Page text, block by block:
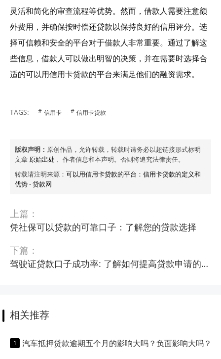
灵活和简化的审查流程等优势。然而，借款人需要注意额
外费用，并确保按时偿还贷款以保持良好的信用评分。选
择可信赖和安全的平台对于借款人非常重要。通过了解这
些信息，借款人可以做出明智的决策，并在需要时选择合
适的可以用信用卡贷款的平台来满足他们的融资需求。
TAGS: 信用卡 信用卡贷款
版权声明： 原创作品，允许转载，转载时请务必以超链接形式标明
文章 原始出处 、作者信息和本声明。否则将追究法律责任。
转载请注明来源： 可以用信用卡贷款的平台：信用卡贷款的定义和
优势-贷款网
上篇：
凭社保可以贷款的可靠口子：了解您的贷款选择
下篇：
驾驶证贷款口子成功率: 了解如何提高贷款申请的成功率
相关推荐
汽车抵押贷款逾期五个月的影响大吗？负面影响大吗？